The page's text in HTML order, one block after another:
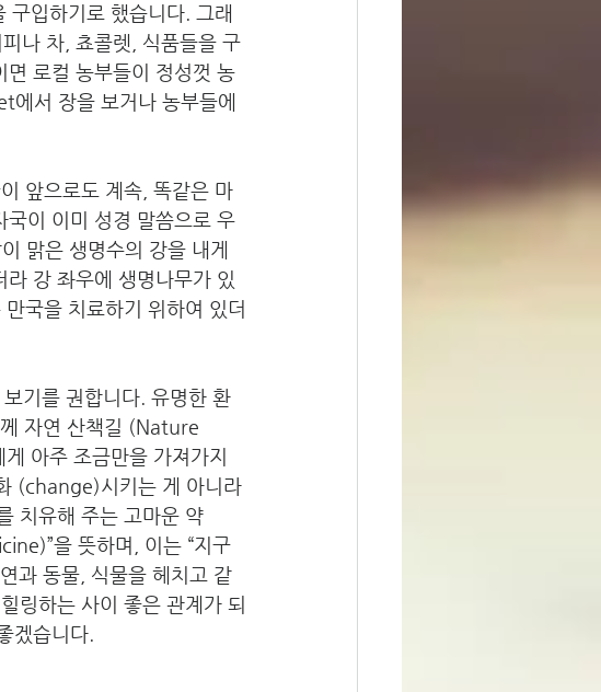
구입하기로 했습니다. 그래
나 차, 쵸콜렛, 식품들을 구
면 로컬 농부들이 정성껏 농
에서 장을 보거나 농부들에
앞으로도 계속, 똑같은 마
이 이미 성경 말씀으로 우
맑은 생명수의 강을 내게
강 좌우에 생명나무가 있
국을 치료하기 위하여 있더
기를 권합니다. 유명한 환
자연 산책길 (Nature
아주 조금만을 가져가지
(change)시키는 게 아니라
치유해 주는 고마운 약
을 뜻하며, 이는 “지구
과 동물, 식물을 헤치고 같
링하는 사이 좋은 관계가 되
좋겠습니다.